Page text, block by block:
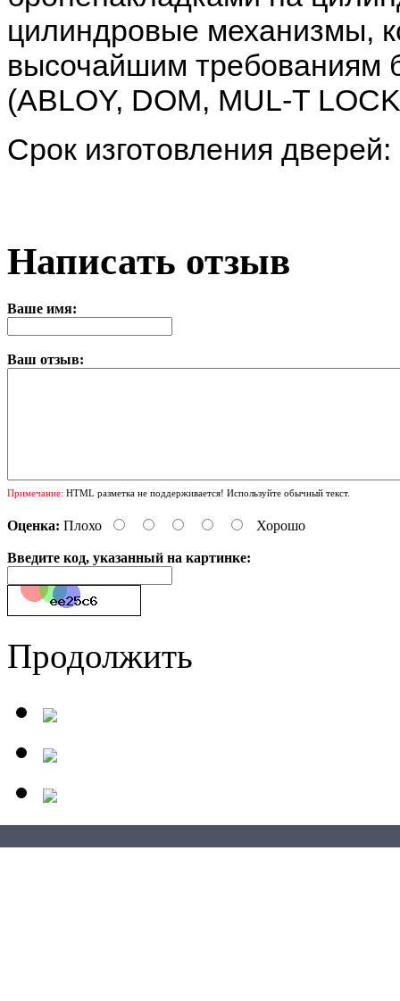
цилиндровые механизмы,
высочайшим требованиям
(ABLOY, DOM, MUL-T
Срок изготовления
Написать отзыв
Ваше имя:
Ваш отзыв:
Примечание: HTML разметка не поддерживается! Используйте обычный текст.
Оценка: Плохо Хорошо
Введите код, указанный на картинке:
Продолжить